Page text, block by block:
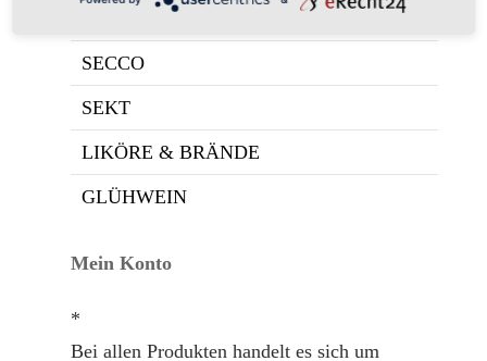
TRAUBENSAFT
SECCO
SEKT
LIKÖRE & BRÄNDE
GLÜHWEIN
Mein Konto
*
Bei allen Produkten handelt es sich um